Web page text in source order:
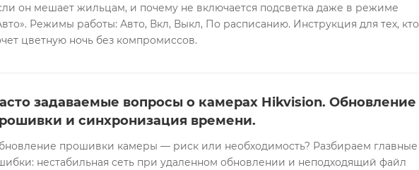
он мешает жильцам, и почему не включается подсветка даже в режиме
Режимы работы: Авто, Вкл, Выкл, По расписанию. Инструкция для тех, кто
цветную ночь без компромиссов.
задаваемые вопросы о камерах Hikvision. Обновление
и синхронизация времени.
прошивки камеры — риск или необходимость? Разбираем главные
нестабильная сеть при удаленном обновлении и неподходящий файл